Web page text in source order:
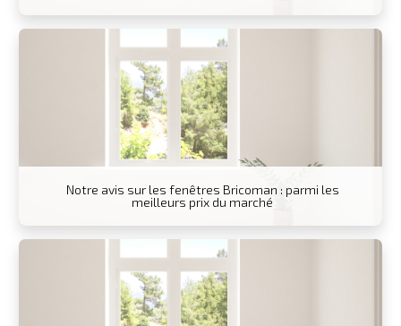
Notre avis sur les fenêtres Bricoman : parmi les
meilleurs prix du marché